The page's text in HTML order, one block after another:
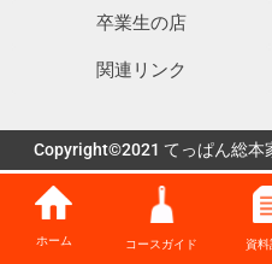
卒業生の店
関連リンク
Copyright©2021 てっぱん総本
ホーム コースガイド 資